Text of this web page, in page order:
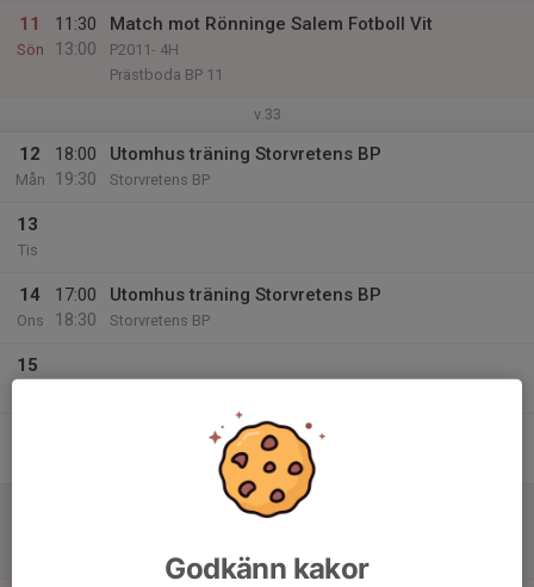
11
Sön
11:30
13:00
Match mot Rönninge Salem Fotboll Vit
P2011- 4H
Prästboda BP 11
v.33
12
Mån
18:00
19:30
Utomhus träning Storvretens BP
Storvretens BP
13
Tis
14
Ons
17:00
18:30
Utomhus träning Storvretens BP
Storvretens BP
15
Match mot Nynäshamns IF FK 2
Storvretens IP 11
Godkänn kakor